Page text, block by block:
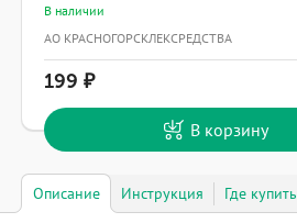
В наличии
АО КРАСНОГОРСКЛЕКСРЕДСТВА
199
В корзину
Описание Инструкция Где купить